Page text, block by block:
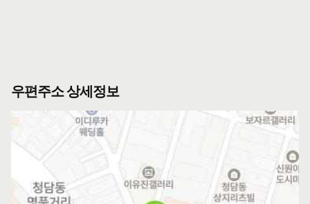
우편주소 상세정보